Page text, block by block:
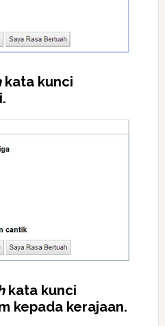
kata kunci
kata kunci
kepada kerajaan.